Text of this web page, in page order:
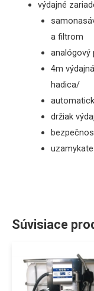
výdajné
a filtrom
4m
hadica/
držiak
Súvisiace